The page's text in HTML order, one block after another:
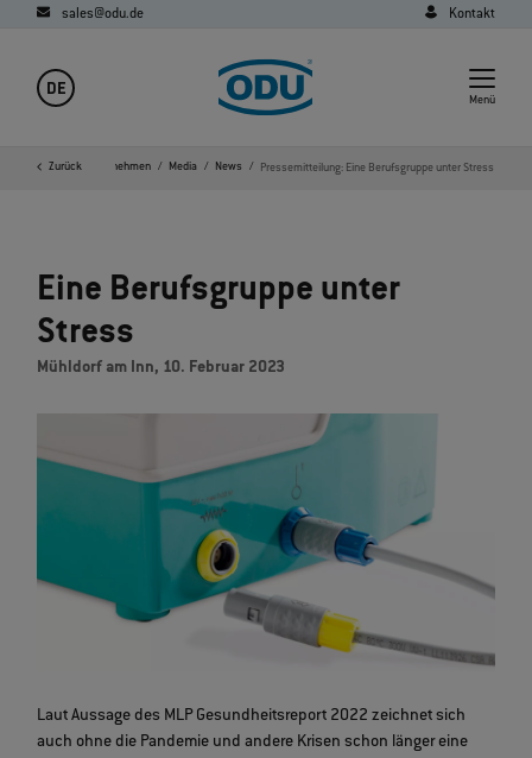
sales@odu.de Kontakt
DE
Menü
Zurück
Startseite Unternehmen Media News Pressemitteilung: Eine Berufsgruppe unter Stress
Eine Berufsgruppe unter
Stress
Mühldorf am Inn, 10. Februar 2023
Laut Aussage des MLP Gesundheitsreport 2022 zeichnet sich
auch ohne die Pandemie und andere Krisen schon länger eine